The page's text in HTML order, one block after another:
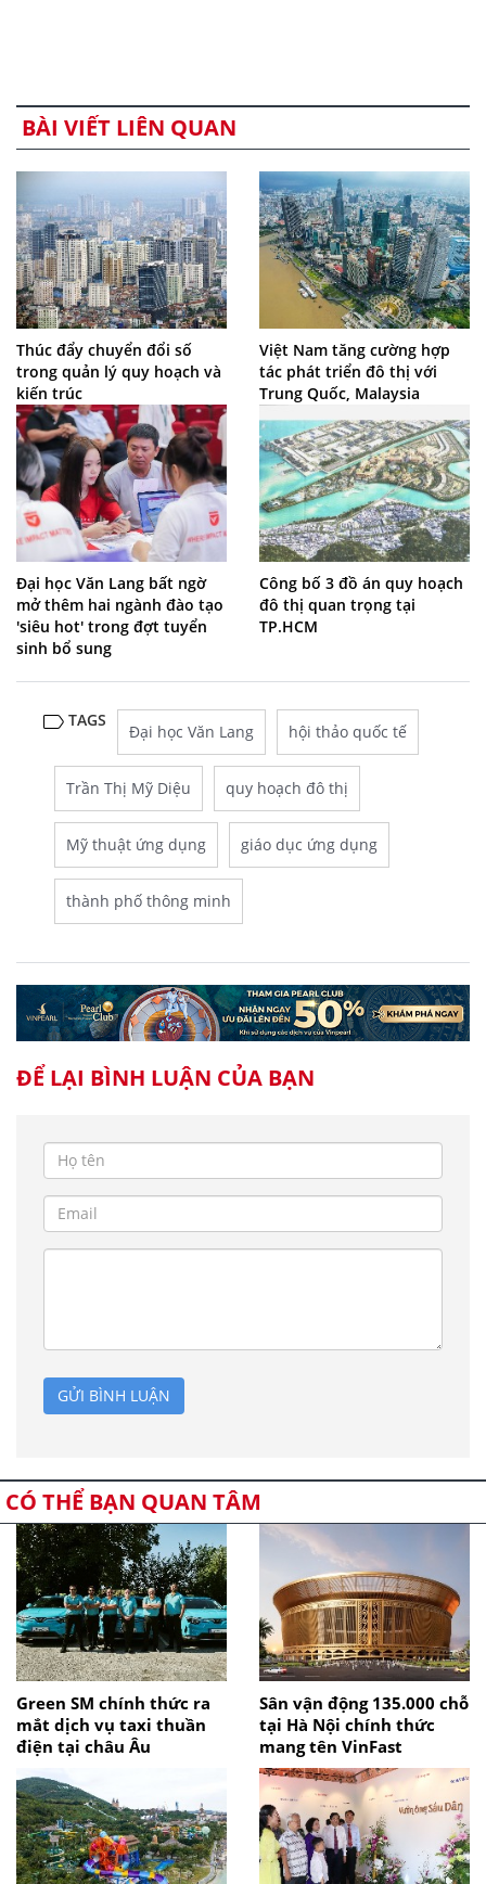
BÀI VIẾT LIÊN QUAN
Thúc đẩy chuyển đổi số
trong quản lý quy hoạch và
kiến trúc
Việt Nam tăng cường hợp
tác phát triển đô thị với
Trung Quốc, Malaysia
Đại học Văn Lang bất ngờ
mở thêm hai ngành đào tạo
'siêu hot' trong đợt tuyển
sinh bổ sung
Công bố 3 đồ án quy hoạch
đô thị quan trọng tại
TP.HCM
TAGS
Đại học Văn Lang hội thảo quốc tế
Trần Thị Mỹ Diệu quy hoạch đô thị
Mỹ thuật ứng dụng giáo dục ứng dụng
thành phố thông minh
ĐỂ LẠI BÌNH LUẬN CỦA BẠN
GỬI BÌNH LUẬN
CÓ THỂ BẠN QUAN TÂM
Green SM chính thức ra
mắt dịch vụ taxi thuần
điện tại châu Âu
Sân vận động 135.000 chỗ
tại Hà Nội chính thức
mang tên VinFast